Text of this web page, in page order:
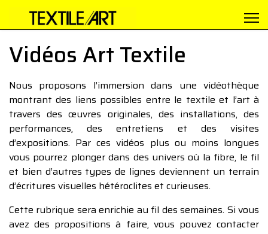
Vidéos Art Textile
Nous proposons l’immersion dans une vidéothèque
montrant des liens possibles entre le textile et l’art à
travers des œuvres originales, des installations, des
performances, des entretiens et des visites
d’expositions. Par ces vidéos plus ou moins longues
vous pourrez plonger dans des univers où la fibre, le fil
et bien d’autres types de lignes deviennent un terrain
d’écritures visuelles hétéroclites et curieuses.
Cette rubrique sera enrichie au fil des semaines. Si vous
avez des propositions à faire, vous pouvez contacter